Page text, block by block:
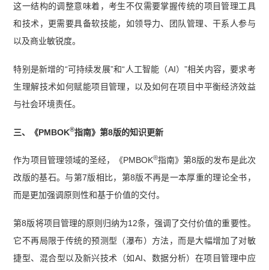
这一结构的调整意味着，考生不仅需要掌握传统的项目管理工具
和技术，更需要具备软技能，如领导力、团队管理、干系人参与
以及商业敏锐度。
特别是新增的“可持续发展”和“人工智能（AI）”相关内容，要求考
生理解技术如何赋能项目管理，以及如何在项目中平衡经济效益
与社会环境责任。
三、《PMBOK®指南》第8版的知识更新
作为项目管理领域的圣经，《PMBOK®指南》第8版的发布是此次
改版的基石。与第7版相比，第8版不再是一本厚重的理论全书，
而是更加强调原则性和基于价值的交付。
第8版将项目管理的原则归纳为12条，强调了交付价值的重要性。
它不再局限于传统的预测型（瀑布）方法，而是大幅增加了对敏
捷型、混合型以及新兴技术（如AI、数据分析）在项目管理中应